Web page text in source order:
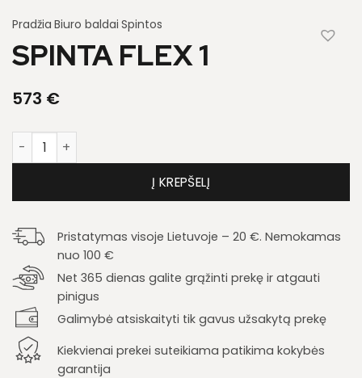
Pradžia Biuro baldai Spintos
SPINTA FLEX 1
573 €
produkto kiekis: Spinta Flex 1
Į KREPŠELĮ
Pristatymas visoje Lietuvoje – 20 €. Nemokamas
nuo 100 €
Net 365 dienas galite grąžinti prekę ir atgauti
pinigus
Galimybė atsiskaityti tik gavus užsakytą prekę
Kiekvienai prekei suteikiama patikima kokybės
garantija